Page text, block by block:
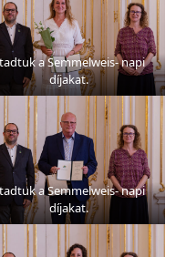
a Semmelweis- napi
díjakat.
a Semmelweis- napi
díjakat.